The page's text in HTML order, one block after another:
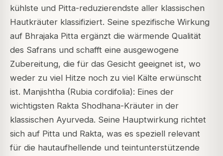
kühlste und Pitta-reduzierendste aller klassischen
Hautkräuter klassifiziert. Seine spezifische Wirkung
auf Bhrajaka Pitta ergänzt die wärmende Qualität
des Safrans und schafft eine ausgewogene
Zubereitung, die für das Gesicht geeignet ist, wo
weder zu viel Hitze noch zu viel Kälte erwünscht
ist. Manjishtha (Rubia cordifolia): Eines der
wichtigsten Rakta Shodhana-Kräuter in der
klassischen Ayurveda. Seine Hauptwirkung richtet
sich auf Pitta und Rakta, was es speziell relevant
für die hautaufhellende und teintunterstützende